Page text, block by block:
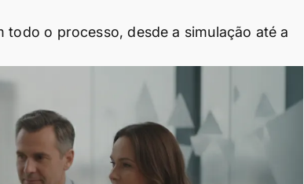
todo o processo, desde a simulação até a